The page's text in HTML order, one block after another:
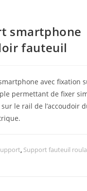
smartphone
fauteuil
avec fixation
permettant de fixer
le rail de l’accoudoir
, Support fauteuil